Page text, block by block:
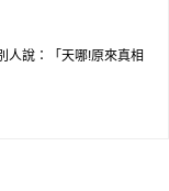
人說：「天哪!原來真相